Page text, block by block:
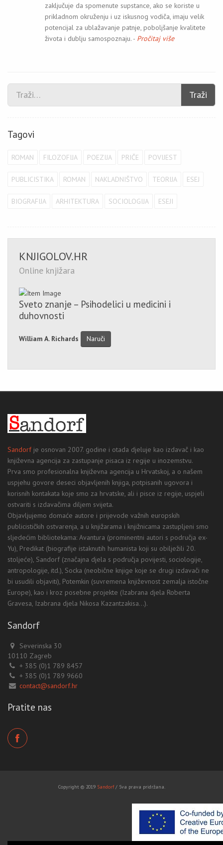
zaključuje da spomenute supstance, ako se koriste u
prikladnom okruženju i uz iskusnog vodiča, imaju velik
potencijal za ublažavanje patnje, poboljšanje kvalitete
života i dublju samospoznaju. - Pročitaj više
Traži
Tagovi
ROMAN FILOZOFIJA POEZIJA PRIČE POVIJEST
PUBLICISTIKA ROMAN NAKLADNIŠTVO TEORIJA ESEJ
BIOGRAFIJA ARHITEKTURA SOCIOLOGIJA ESEJI
KNJIGOLOV.HR
Online knjižara
Sveto znanje – Psihodelici u medicini i
duhovnosti
William A. Richards Naruči
Sandorfje osnovan 2007. godine i otada djeluje kao izdavač i kao
književna agencija za zastupanje pisaca iz regije u inozemstvu.
Prva smo profesionalna književna agencija u Hrvatskoj, a o našem
uspjehu govore deseci objavljenih knjiga, potpisanih ugovora i
korisnih kontakata koje smo za hrvatske, ali i pisce iz regije, uspjeli
ostvariti s izdavačima diljem svijeta.
Objavljujemo domaće autore i prijevode važnih europskih
publicističkih ostvarenja, a u knjižarama i knjižnicama zastupljeni smo
sljedećim bibliotekama: Avantura (prominentni autori s područja ex-
Yu), Predikat (biografije istaknutih humanista koji su obilježili 20.
stoljeće), Sandorf (značajna djela s područja povijesti, sociologije,
antropologije, itd.), Socka (neobične knjige koje se drugi izdavači ne
bi usudili objaviti), Potemkin (suvremena književnost zemalja istočne
Europe), kao i kroz posebne projekte (Izabrana djela Roberta
Gravesa, Izabrana djela Nikosa Kazantzakisa...).
Sandorf
Severinska 30
10110 Zagreb
+ 385 (0)1 789 8457
+ 385 (0)1 789 9660
contact@sandorf.hr
Pratite nas
Copyright © 2019 Sandorf/ Sva prava pridržana.